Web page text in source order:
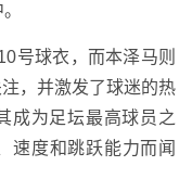
号球衣，而本泽马则
，并激发了球迷的热
成为足坛最高球员之
速度和跳跃能力而闻